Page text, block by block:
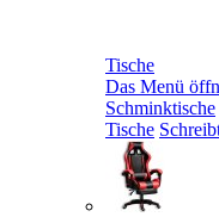
Tische
Das Menü
Schminktische
Tische